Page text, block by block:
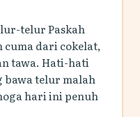
telur Paskah
cuma dari cokelat,
tawa. Hati-hati
bawa telur malah
hari ini penuh